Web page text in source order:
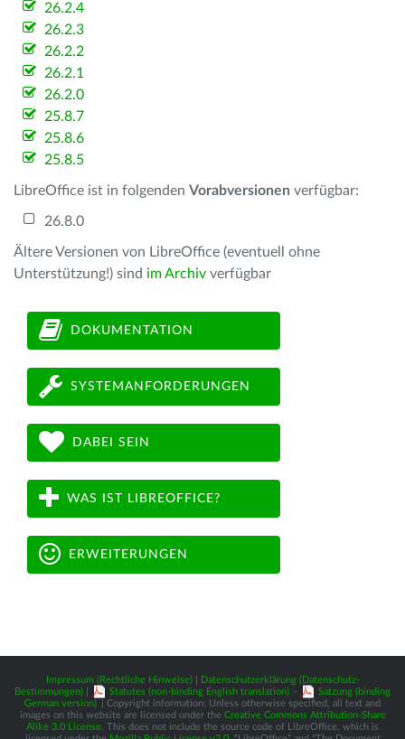
26.2.4
26.2.3
26.2.2
26.2.1
26.2.0
25.8.7
25.8.6
25.8.5
LibreOffice ist in folgenden Vorabversionen verfügbar:
26.8.0
Ältere Versionen von LibreOffice (eventuell ohne
Unterstützung!) sind im Archiv verfügbar
DOKUMENTATION
SYSTEMANFORDERUNGEN
DABEI SEIN
WAS IST LIBREOFFICE?
ERWEITERUNGEN
Impressum (Rechtliche Hinweise)|
Datenschutzerklärung (Datenschutz-
Bestimmungen)
Statutes (non-binding English translation) -
Satzung (binding
German version)
| Copyright information: Unless otherwise specified, all text and
images on this website are licensed under the Creative Commons Attribution-Share
Alike 3.0 License . This does not include the source code of LibreOffice, which is